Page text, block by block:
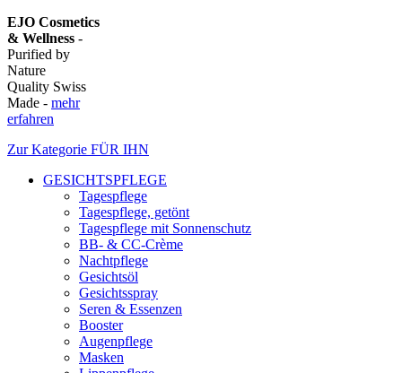
EJO Cosmetics
& Wellness -
Purified by
Nature
Quality Swiss
Made - mehr
erfahren
Zur Kategorie FÜR IHN
GESICHTSPFLEGE
Tagespflege
Tagespflege, getönt
Tagespflege mit Sonnenschutz
BB- & CC-Crème
Nachtpflege
Gesichtsöl
Gesichtsspray
Seren & Essenzen
Booster
Augenpflege
Masken